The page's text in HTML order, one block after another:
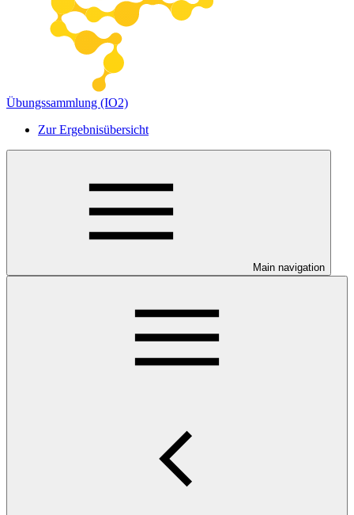
Übungssammlung (IO2)
Zur Ergebnisübersicht
Main navigation